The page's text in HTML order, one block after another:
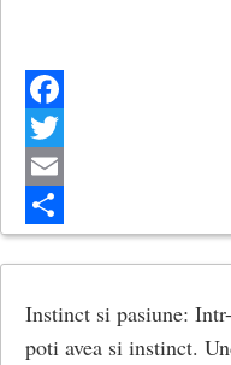
Facebook
Twitter
Email
Share
Instinct si pasiune:
poti avea si instinct.